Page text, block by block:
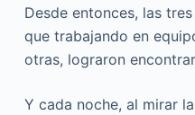
Desde entonces, las
que trabajando en
otras, lograron
Y cada noche, al mirar